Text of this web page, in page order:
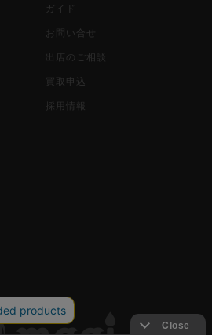
ガイド
お問い合せ
出店のご相談
買取申込
採用情報